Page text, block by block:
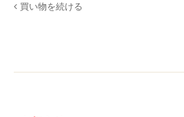
買い物を続ける